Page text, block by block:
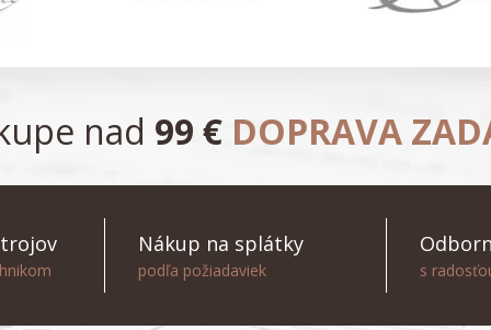
nad 99 € DOPRAVA
Nákup na splátky
podľa požiadaviek s